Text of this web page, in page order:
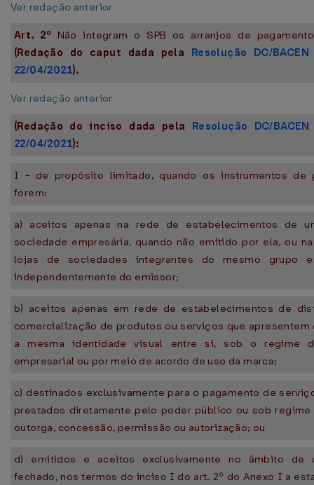
Ver redação anterior
Art. 2º Não integram o SPB os arranjos de
(Redação do caput dada pela Resolução DC/
22/04/2021).
Ver redação anterior
(Redação do inciso dada pela Resolução DC/
22/04/2021):
I - de propósito limitado, quando os instrumentos de
forem:
a) aceitos apenas na rede de estabelecimentos de
sociedade empresária, quando não emitido por ela, ou
lojas de sociedades integrantes do mesmo grupo
independentemente do emissor;
b) aceitos apenas em rede de estabelecimentos de
comercialização de produtos ou serviços que apresentem
a mesma identidade visual entre si, sob o regime
empresarial ou por meio de acordo de uso da marca;
c) destinados exclusivamente para o pagamento de
prestados diretamente pelo poder público ou sob
outorga, concessão, permissão ou autorização; ou
d) emitidos e aceitos exclusivamente no âmbito de
fechado, nos termos do inciso I do art. 2º do Anexo I a